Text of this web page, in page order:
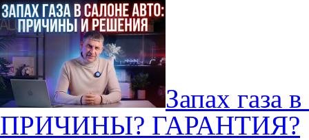
Запах
ПРИЧИНЫ? ГАРАНТИЯ?